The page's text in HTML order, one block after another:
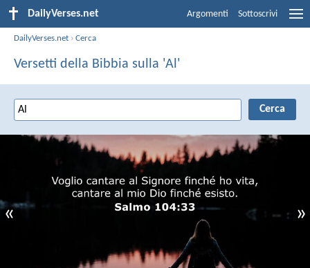
DailyVerses.net Argomenti Sottoscrivi
DailyVerses.net ›Cerca
Versetti della Bibbia sulla 'Al'
« »